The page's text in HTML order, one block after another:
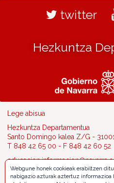
twitter
Hezkuntza
Lege abisua
Hezkuntza Departamentua
Santo Domingo kalea Z/G -
T 848 42 65 00 - F 848 42 60 52
Webgune honek cookieak erabiltzen
nabigazio azturak aztertuz informazioa